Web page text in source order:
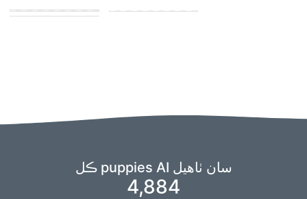
puppies
ڪل puppies AI سان ٺاهيل
4,884